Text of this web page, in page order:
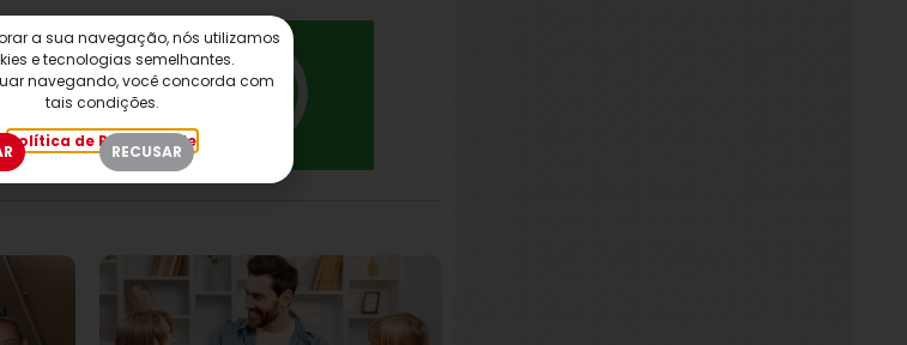
a sua navegação, nós utilizamos
e tecnologias semelhantes.
navegando, você concorda com
tais condições.
Política de Privacidade
RECUSAR